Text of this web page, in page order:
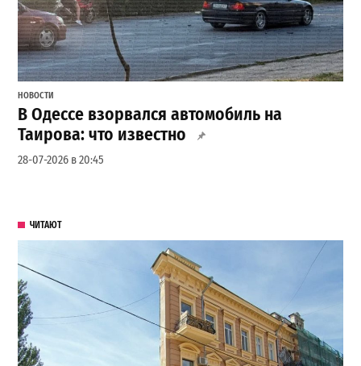
НОВОСТИ
В Одессе взорвался автомобиль на
Таирова: что известно
28-07-2026 в 20:45
ЧИТАЮТ